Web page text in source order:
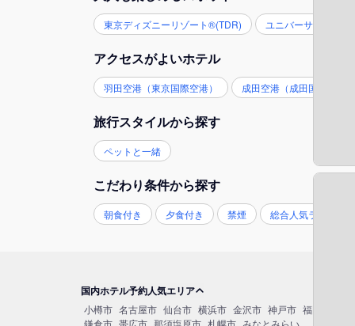
東京ディズニーリゾート®(TDR) ユニバーサル・スタ
アクセスがよいホテル
羽田空港（東京国際空港） 成田空港（成田国際空港）
旅行スタイルから探す
ペットと一緒
こだわり条件から探す
朝食付き 夕食付き 禁煙 総合人気ランキング
国内ホテル予約人気エリア
小樽市 名古屋市 仙台市 横浜市 金沢市 神戸市 福岡市博多区
鎌倉市 帯広市 那須塩原市 札幌市 みなとみらい